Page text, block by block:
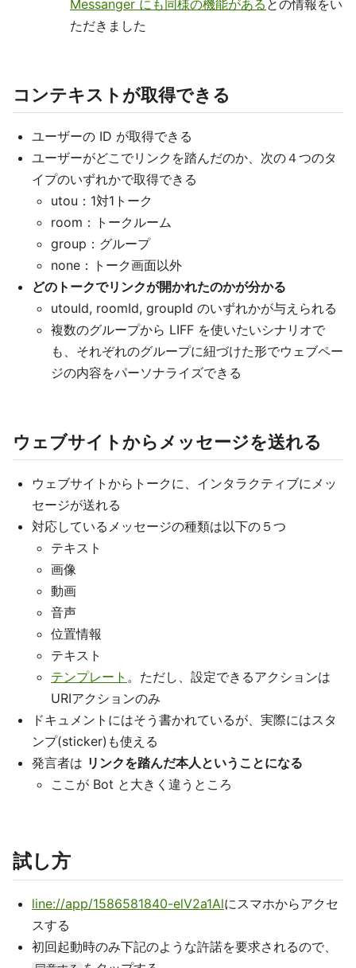
Messanger にも同様の機能がある との情報をい
ただきました
コンテキストが取得できる
ユーザーの ID が取得できる
ユーザーがどこでリンクを踏んだのか、次の４つのタ
イプのいずれかで取得できる
utou：1対1トーク
room：トークルーム
group：グループ
none：トーク画面以外
どのトークでリンクが開かれたのかが分かる
utouId, roomId, groupId のいずれかが与えられる
複数のグループから LIFF を使いたいシナリオで
も、それぞれのグループに紐づけた形でウェブペー
ジの内容をパーソナライズできる
ウェブサイトからメッセージを送れる
ウェブサイトからトークに、インタラクティブにメッ
セージが送れる
対応しているメッセージの種類は以下の５つ
テキスト
画像
動画
音声
位置情報
テキスト
テンプレート 。ただし、設定できるアクションは
URIアクションのみ
ドキュメントにはそう書かれているが、実際にはスタ
ンプ(sticker)も使える
発言者は リンクを踏んだ本人ということになる
ここが Bot と大きく違うところ
試し方
line://app/1586581840-elV2a1Alにスマホからアクセ
スする
初回起動時のみ下記のような許諾を要求されるので、